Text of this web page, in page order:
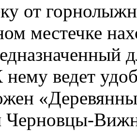
от
местечке
ведет
Черновцы-